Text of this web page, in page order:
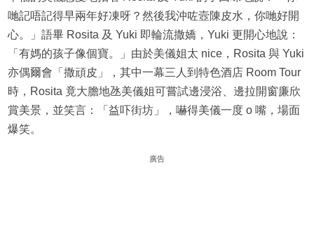
哋記唔記得早兩年好凍呀？然後我沖咗壼陳皮水，你哋好開
心。」語畢 Rosita 及 Yuki 即輪流撒嬌，Yuki 更開心地說：
「有媽的孩子像個寶。」由於美儀姐太 nice，Rosita 與 Yuki
亦偶爾會「撒頑皮」，其中一幕三人到特色酒店 Room Tour
時，Rosita 竟大膽地氹美儀姐可嘗試邊浸浴、邊拉開窗廉欣
賞美景，並笑言：「益吓街坊」，嚇得美儀一度 o 嘴，場面
爆笑。
廣告